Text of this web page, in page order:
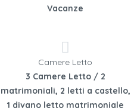
Vacanze
Camere Letto
3 Camere Letto / 2
matrimoniali, 2 letti a castello,
1 divano letto matrimoniale